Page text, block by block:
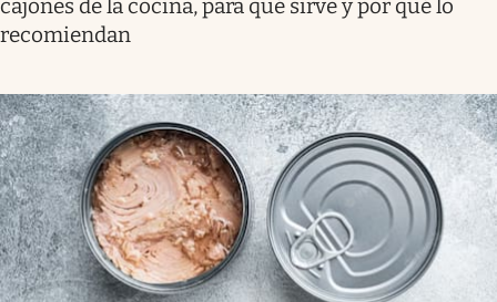
cajones de la cocina, para qué sirve y por qué lo
recomiendan